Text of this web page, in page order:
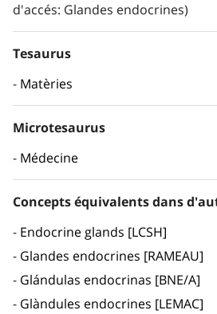
d'accés: Glandes endocrines)
Tesaurus
Matèries
Microtesaurus
Médecine
Concepts équivalents dans
Endocrine glands [LCSH]
Glandes endocrines [RAMEAU]
Glándulas endocrinas [BNE/A]
Glàndules endocrines [LEMAC]